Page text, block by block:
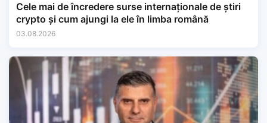
Cele mai de încredere surse internaționale de știri
crypto și cum ajungi la ele în limba română
03.08.2026